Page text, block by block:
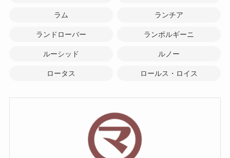
ラム ランチア
ランドローバー ランボルギーニ
ルーシッド ルノー
ロータス ロールス・ロイス